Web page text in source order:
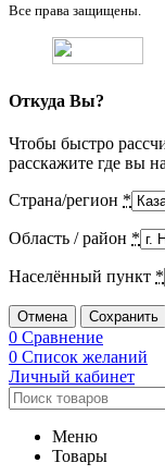
Все права защищены.
Откуда Вы?
Чтобы быстро
расскажите где вы
Страна/регион *
Область / район *
Населённый пункт *
Отмена Сохранить
0 Сравнение
0 Список желаний
Личный кабинет
Меню
Товары